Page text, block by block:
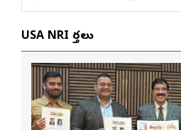
USA NRI వార్తలు